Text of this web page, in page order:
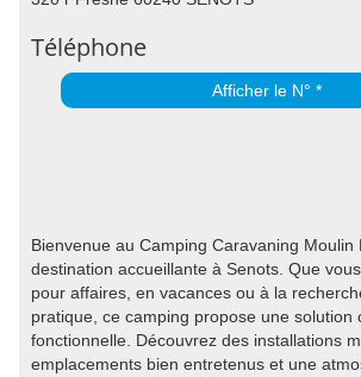
Téléphone
Afficher le N° *
Bienvenue au Camping Caravaning Moulin
destination accueillante à Senots. Que
pour affaires, en vacances ou à la
pratique, ce camping propose une solution
fonctionnelle. Découvrez des installations
emplacements bien entretenus et une